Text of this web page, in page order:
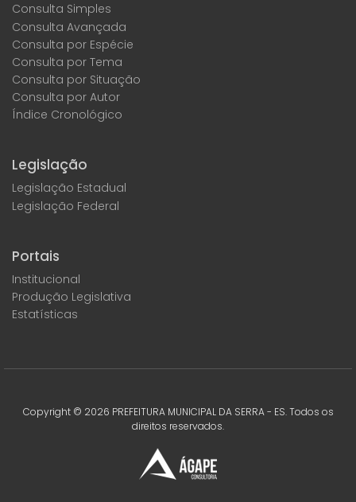
Consulta Simples
Consulta Avançada
Consulta por Espécie
Consulta por Tema
Consulta por Situação
Consulta por Autor
Índice Cronológico
Legislação
Legislação Estadual
Legislação Federal
Portais
Institucional
Produção Legislativa
Estatísticas
Copyright © 2026 PREFEITURA MUNICIPAL DA SERRA - ES. Todos os
direitos reservados.